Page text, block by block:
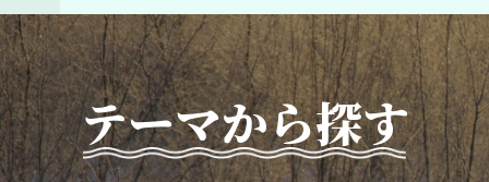
テーマから探す